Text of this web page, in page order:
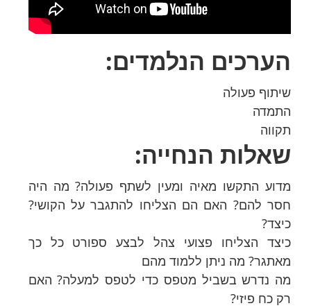
הערכים הנלמדים:
שיתוף פעולה
התמדה
תקווה
שאלות הנחייה:
מדוע התקשו מאיה ומעין לשתף פעולה? מה היה
חסר להם? האם הם הצליחו להתגבר על הקושי?
כיצד?
כיצד הצליחו פצועי צהל לבצע ספורט כל כך
מאתגר? מה ניתן ללמוד מהם
מה נדרש בשביל מטפס כדי לטפס למעלה? האם
רק כח פיזי?